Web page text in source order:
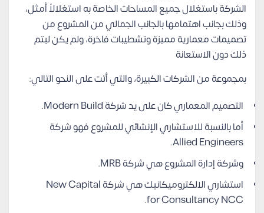
الشركة باستغلال جميع المساحات الخاصة به استغلالاً أمثل،
وذلك بجانب اهتمامها بالجانب الجمالي من المشروع من
تصميمات معمارية مميزة وتشطيبات فاخرة، ولم يكن ليتم
ذلك دون الاستعانة
بمجموعة من الشركات الكبيرة، والتي أتت على النحو التالي:
التصميم المعماري كان على يد شركة Modern Build.
أما بالنسبة للاستشاري الإنشائي للمشروع فهو شركة
Allied Engineers.
وشركة إدارة المشروع هي شركة MRB.
استشاري الالكتروميكانيك هي شركة New Capital
for Consultancy NCC.